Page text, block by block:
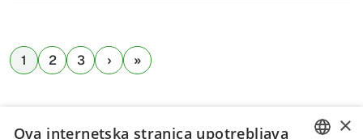
1 2 3
×
Ova internetska stranica upotrebljava